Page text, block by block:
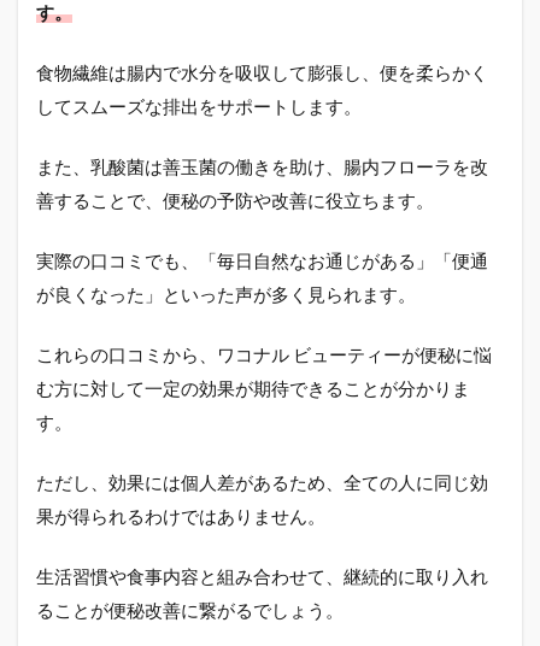
す。
食物繊維は腸内で水分を吸収して膨張し、便を柔らかく
してスムーズな排出をサポートします。
また、乳酸菌は善玉菌の働きを助け、腸内フローラを改
善することで、便秘の予防や改善に役立ちます。
実際の口コミでも、「毎日自然なお通じがある」「便通
が良くなった」といった声が多く見られます。
これらの口コミから、ワコナル ビューティーが便秘に悩
む方に対して一定の効果が期待できることが分かりま
す。
ただし、効果には個人差があるため、全ての人に同じ効
果が得られるわけではありません。
生活習慣や食事内容と組み合わせて、継続的に取り入れ
ることが便秘改善に繋がるでしょう。